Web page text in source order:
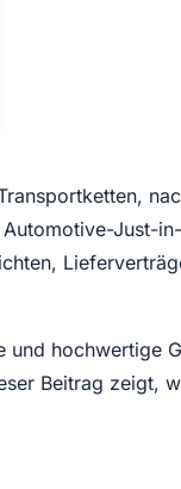
Just-
hochwertige
Beitrag zeigt,